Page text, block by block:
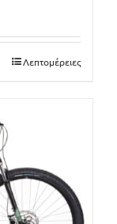
Λεπτομέρειες